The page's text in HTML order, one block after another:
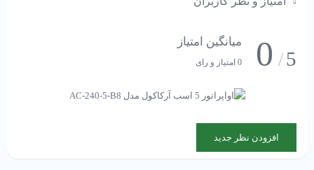
5
/
0 میانگین امتیاز
0 امتیاز و رای
افزودن نظر جدید